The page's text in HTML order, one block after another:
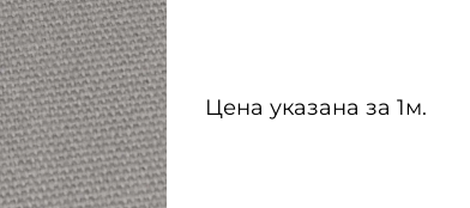
Цена указана за 1м.